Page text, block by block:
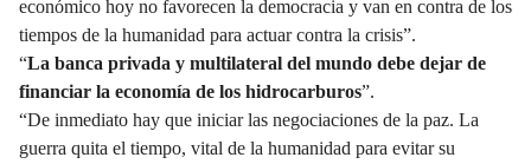
económico hoy no favorecen la democracia y van en contra de los
tiempos de la humanidad para actuar contra la crisis”.
“La banca privada y multilateral del mundo debe dejar de
financiar la economía de los hidrocarburos”.
“De inmediato hay que iniciar las negociaciones de la paz. La
guerra quita el tiempo, vital de la humanidad para evitar su